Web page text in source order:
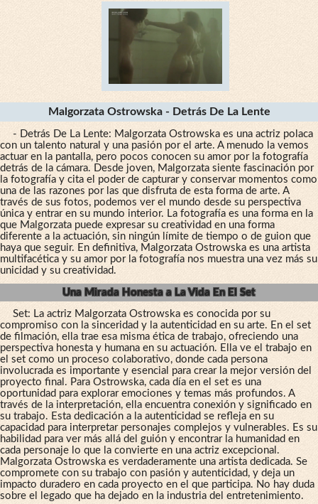
Malgorzata Ostrowska - Detrás De La Lente
- Detrás De La Lente: Malgorzata Ostrowska es una actriz polaca
con un talento natural y una pasión por el arte. A menudo la vemos
actuar en la pantalla, pero pocos conocen su amor por la fotografía
detrás de la cámara. Desde joven, Malgorzata siente fascinación por
la fotografía y cita el poder de capturar y conservar momentos como
una de las razones por las que disfruta de esta forma de arte. A
través de sus fotos, podemos ver el mundo desde su perspectiva
única y entrar en su mundo interior. La fotografía es una forma en la
que Malgorzata puede expresar su creatividad en una forma
diferente a la actuación, sin ningún límite de tiempo o de guion que
haya que seguir. En definitiva, Malgorzata Ostrowska es una artista
multifacética y su amor por la fotografía nos muestra una vez más su
unicidad y su creatividad.
Una Mirada Honesta a La Vida En El Set
Set: La actriz Malgorzata Ostrowska es conocida por su
compromiso con la sinceridad y la autenticidad en su arte. En el set
de filmación, ella trae esa misma ética de trabajo, ofreciendo una
perspectiva honesta y humana en su actuación. Ella ve el trabajo en
el set como un proceso colaborativo, donde cada persona
involucrada es importante y esencial para crear la mejor versión del
proyecto final. Para Ostrowska, cada día en el set es una
oportunidad para explorar emociones y temas más profundos. A
través de la interpretación, ella encuentra conexión y significado en
su trabajo. Esta dedicación a la autenticidad se refleja en su
capacidad para interpretar personajes complejos y vulnerables. Es su
habilidad para ver más allá del guión y encontrar la humanidad en
cada personaje lo que la convierte en una actriz excepcional.
Malgorzata Ostrowska es verdaderamente una artista dedicada. Se
compromete con su trabajo con pasión y autenticidad, y deja un
impacto duradero en cada proyecto en el que participa. No hay duda
sobre el legado que ha dejado en la industria del entretenimiento.